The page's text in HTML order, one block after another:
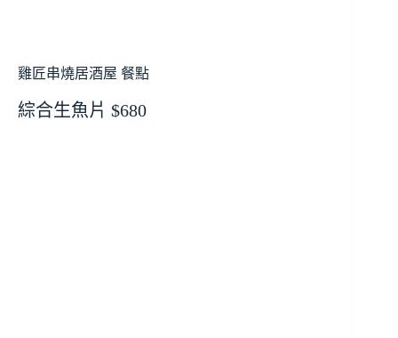
雞匠串燒居酒屋 餐點
綜合生魚片 $680